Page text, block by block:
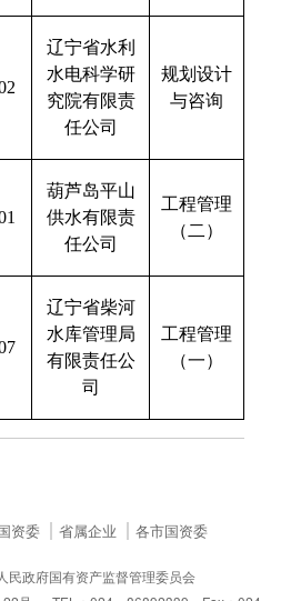
辽宁省水利
水电科学研
究院有限责
任公司
规划设计
与咨询
葫芦岛平山
供水有限责
任公司
工程管理
（二）
辽宁省柴河
水库管理局
有限责任公
司
工程管理
（一）
资委 省属企业 各市国资委
民政府国有资产监督管理委员会